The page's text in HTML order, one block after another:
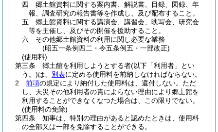
四
郷土館資料に関する案内書、解説書、目録、図録、年
報、調査研究の報告書等を作成し、及び配布すること。
五
郷土館資料に関する講演会、講習会、映写会、研究会
等を主催し、及びその開催を援助すること。
六
その他郷土館資料の利用に関し必要な業務
(昭五一条例四二・令五条例五・一部改正)
(使用料)
第三条
郷土館を利用しようとする者(以下「利用者」とい
う。)は、 別表に定める使用料を前納しなければならない。
2
前項の規定により納付した使用料は、還付しない。 ただ
し、天災その他利用者の責によらない理由により郷土館を
利用することができなくなつた場合は、この限りでない。
(使用料の免除)
第四条
知事は、特別の理由があると認めたときは、使用料
の全部又は一部を免除することができる。